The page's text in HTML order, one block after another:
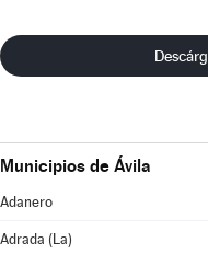
Municipios de Ávila
Adanero
Adrada (La)